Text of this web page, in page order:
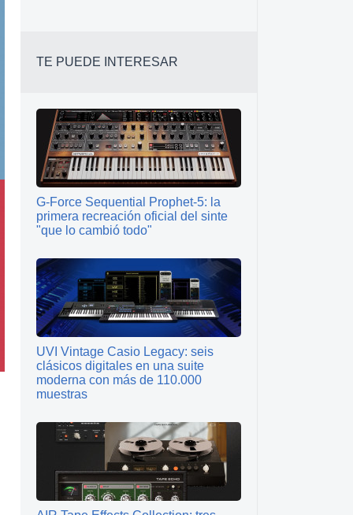
TE PUEDE INTERESAR
G‑Force Sequential Prophet‑5: la
primera recreación oficial del sinte
"que lo cambió todo"
UVI Vintage Casio Legacy: seis
clásicos digitales en una suite
moderna con más de 110.000
muestras